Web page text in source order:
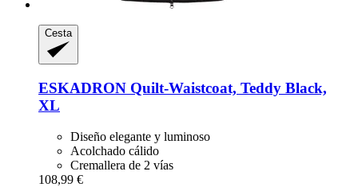
Cesta
ESKADRON Quilt-​Waistcoat, Teddy Black,
XL
Diseño elegante y luminoso
Acolchado cálido
Cremallera de 2 vías
108,99 €